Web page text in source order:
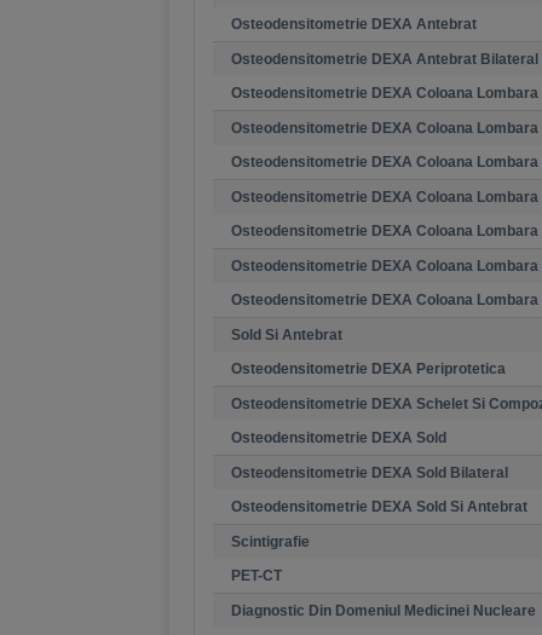
Osteodensitometrie DEXA Antebrat
Osteodensitometrie DEXA Antebrat Bilateral
Osteodensitometrie DEXA Coloana Lombara
Osteodensitometrie DEXA Coloana Lombara
Osteodensitometrie DEXA Coloana Lombara
Osteodensitometrie DEXA Coloana
Osteodensitometrie DEXA Coloana
Osteodensitometrie DEXA Coloana
Osteodensitometrie DEXA Coloana Lombara
Sold Si Antebrat
Osteodensitometrie DEXA Periprotetica
Osteodensitometrie DEXA Schelet Si
Osteodensitometrie DEXA Sold
Osteodensitometrie DEXA Sold Bilateral
Osteodensitometrie DEXA Sold Si Antebrat
Scintigrafie
PET-CT
Diagnostic Din Domeniul Medicinei Nucleare